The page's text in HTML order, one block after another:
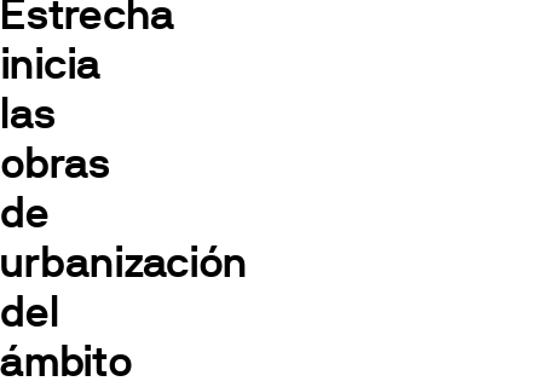
Estrecha
inicia
las
obras
de
urbanización
del
ámbito